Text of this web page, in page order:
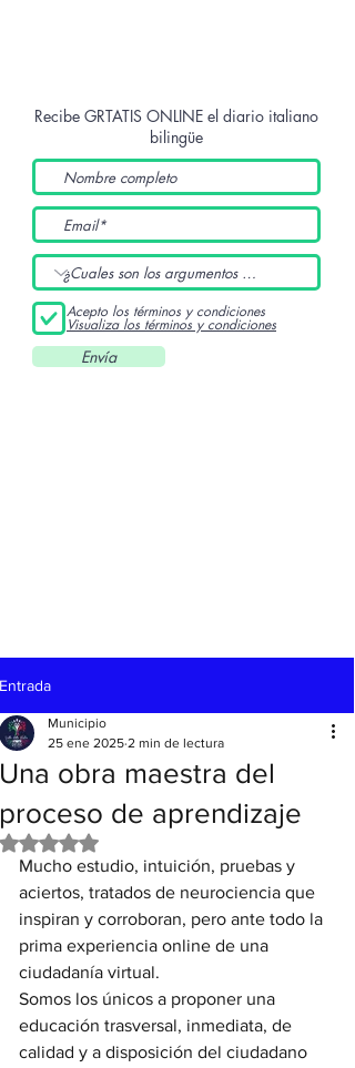
Recibe GRTATIS ONLINE el diario italiano
bilingüe
Acepto los términos y condiciones
Visualiza los términos y condiciones
Envía
Entrada
Una obra maestra del
proceso de aprendizaje
Municipio
25 ene 2025 2 min de lectura
Obtuvo NaN de 5 estrellas.
Mucho estudio, intuición, pruebas y
aciertos, tratados de neurociencia que
inspiran y corroboran, pero ante todo la
prima experiencia online de una
ciudadanía virtual.
Somos los únicos a proponer una
educación trasversal, inmediata, de
calidad y a disposición del ciudadano